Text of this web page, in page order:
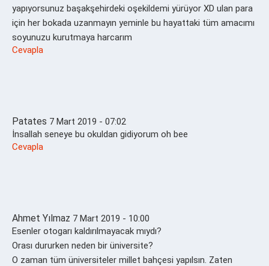
yapıyorsunuz başakşehirdeki oşekildemi yürüyor XD ulan para
için her bokada uzanmayın yeminle bu hayattaki tüm amacımı
soyunuzu kurutmaya harcarım
Cevapla
Patates 7 Mart 2019 - 07:02
İnsallah seneye bu okuldan gidiyorum oh bee
Cevapla
Ahmet Yılmaz 7 Mart 2019 - 10:00
Esenler otogarı kaldırılmayacak mıydı?
Orası dururken neden bir üniversite?
O zaman tüm üniversiteler millet bahçesi yapılsın. Zaten